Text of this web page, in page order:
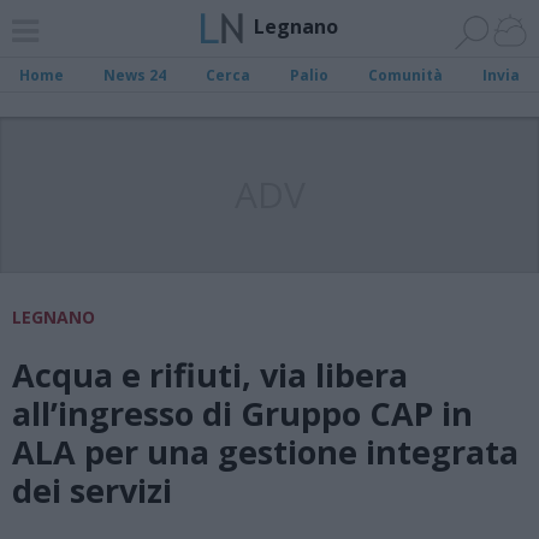
Legnano
Home News 24 Cerca Palio Comunità Invia
LEGNANO
Acqua e rifiuti, via libera
all’ingresso di Gruppo CAP in
ALA per una gestione integrata
dei servizi